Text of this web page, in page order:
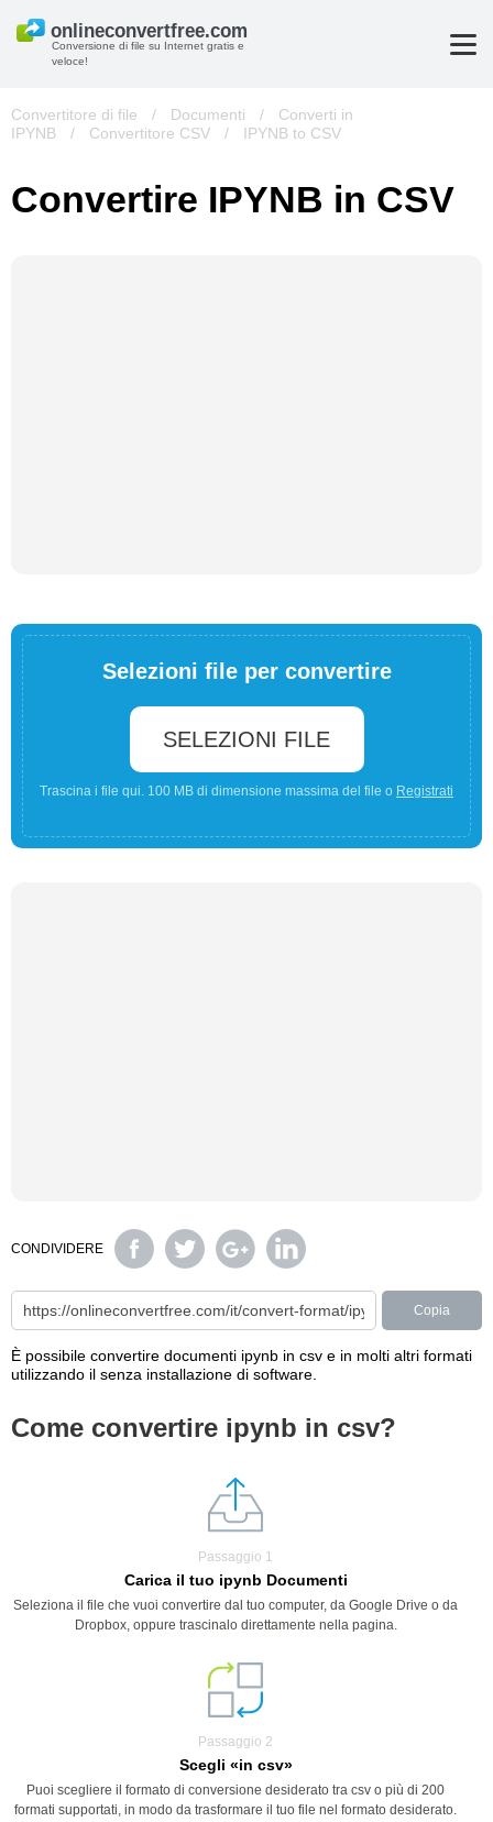
Conversione di file su Internet gratis e
veloce!
Convertitore di file / Documenti /
Converti in
IPYNB
/ Convertitore CSV / IPYNB to CSV
Convertire IPYNB in CSV
Selezioni file per convertire
SELEZIONI FILE
Trascina i file qui. 100 MB di dimensione massima del file o Registrati
CONDIVIDERE
Copia
È possibile convertire documenti ipynb in csv e in molti altri formati
utilizzando il senza installazione di software.
Come convertire ipynb in csv?
Passaggio 1
Carica il tuo ipynb Documenti
Seleziona il file che vuoi convertire dal tuo computer, da Google Drive o da
Dropbox, oppure trascinalo direttamente nella pagina.
Passaggio 2
Scegli «in csv»
Puoi scegliere il formato di conversione desiderato tra csv o più di 200
formati supportati, in modo da trasformare il tuo file nel formato desiderato.